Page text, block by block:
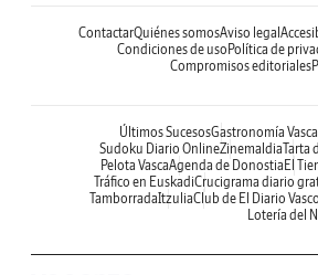
ContactarQuiénes somosAviso legal
Condiciones de uso Política de
Compromisos editoriales
Últimos SucesosGastronomía Vasca
Sudoku Diario OnlineZinemaldiaTarta
Pelota VascaAgenda de Donostia El
Tráfico en EuskadiCrucigrama diario
TamborradaItzuliaClub de El Diario Vasco
Lotería del